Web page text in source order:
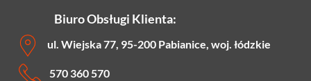
Biuro Obsługi Klienta:
ul. Wiejska 77, 95-200 Pabianice, woj. łódzkie
570 360 570